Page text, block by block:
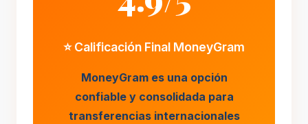
⭐ Calificación Final MoneyGram
MoneyGram es una opción
confiable y consolidada para
transferencias internacionales